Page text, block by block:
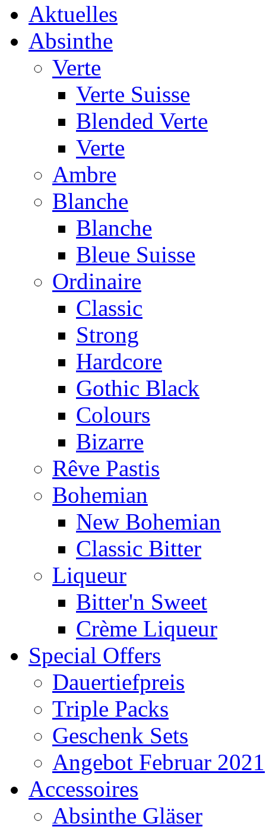
Aktuelles
Absinthe
Verte
Verte Suisse
Blended Verte
Verte
Ambre
Blanche
Blanche
Bleue Suisse
Ordinaire
Classic
Strong
Hardcore
Gothic Black
Colours
Bizarre
Rêve Pastis
Bohemian
New Bohemian
Classic Bitter
Liqueur
Bitter'n Sweet
Crème Liqueur
Special Offers
Dauertiefpreis
Triple Packs
Geschenk Sets
Angebot Februar 2021
Accessoires
Absinthe Gläser